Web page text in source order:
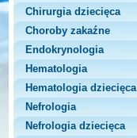
Chirurgia dziecięca
Choroby zakaźne
Endokrynologia
Hematologia
Hematologia dziecięca
Nefrologia
Nefrologia dziecięca